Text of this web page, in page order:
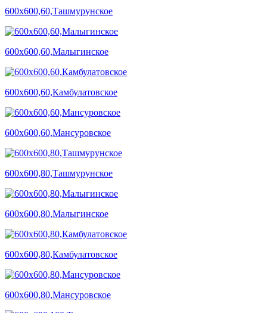
600х600,60,Ташмурунское
600х600,60,Малыгинское
600х600,60,Камбулатовское
600х600,60,Мансуровское
600х600,80,Ташмурунское
600х600,80,Малыгинское
600х600,80,Камбулатовское
600х600,80,Мансуровское